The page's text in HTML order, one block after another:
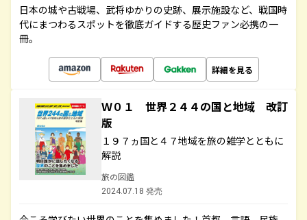
日本の城や古戦場、武将ゆかりの史跡、展示施設など、戦国時
代にまつわるスポットを徹底ガイドする歴史ファン必携の一
冊。
詳細を見る
Ｗ０１ 世界２４４の国と地域 改訂
版
１９７ヵ国と４７地域を旅の雑学とともに
解説
旅の図鑑
2024.07.18 発売